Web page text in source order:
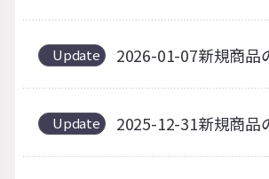
Update 2026-01-07新規商品
Update 2025-12-31新規商品